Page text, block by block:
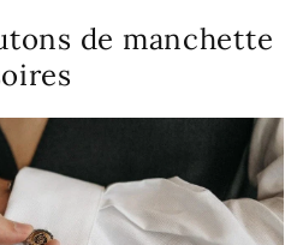
de manchette